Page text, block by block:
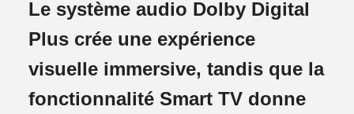
Le système audio Dolby Digital
Plus crée une expérience
visuelle immersive, tandis que la
fonctionnalité Smart TV donne